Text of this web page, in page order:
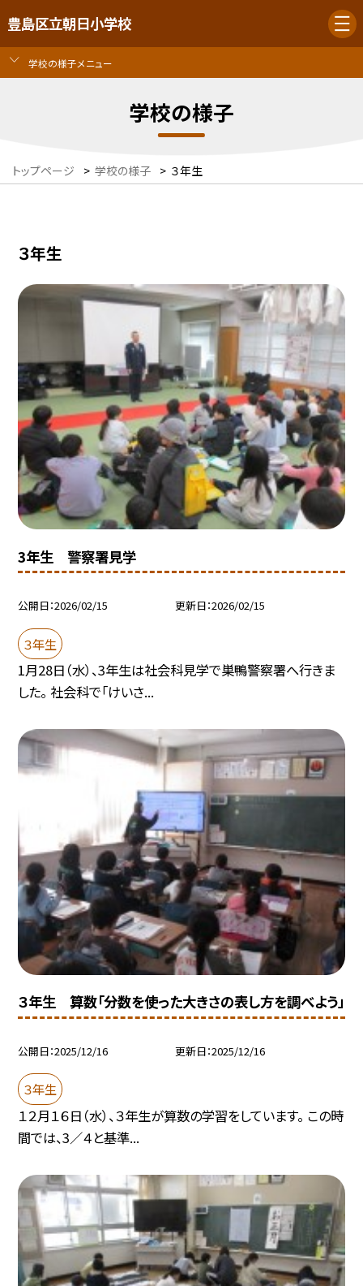
豊島区立朝日小学校
学校の様子メニュー
学校の様子
トップページ > 学校の様子 > ３年生
３年生
3年生 警察署見学
公開日 2026/02/15 更新日 2026/02/15
３年生
1月28日（水）、3年生は社会科見学で巣鴨警察署へ行きま
した。 社会科で「けいさ...
３年生 算数「分数を使った大きさの表し方を調べよう」
公開日 2025/12/16 更新日 2025/12/16
３年生
１２月１６日（水）、３年生が算数の学習をしています。 この時
間では、3／４と基準...